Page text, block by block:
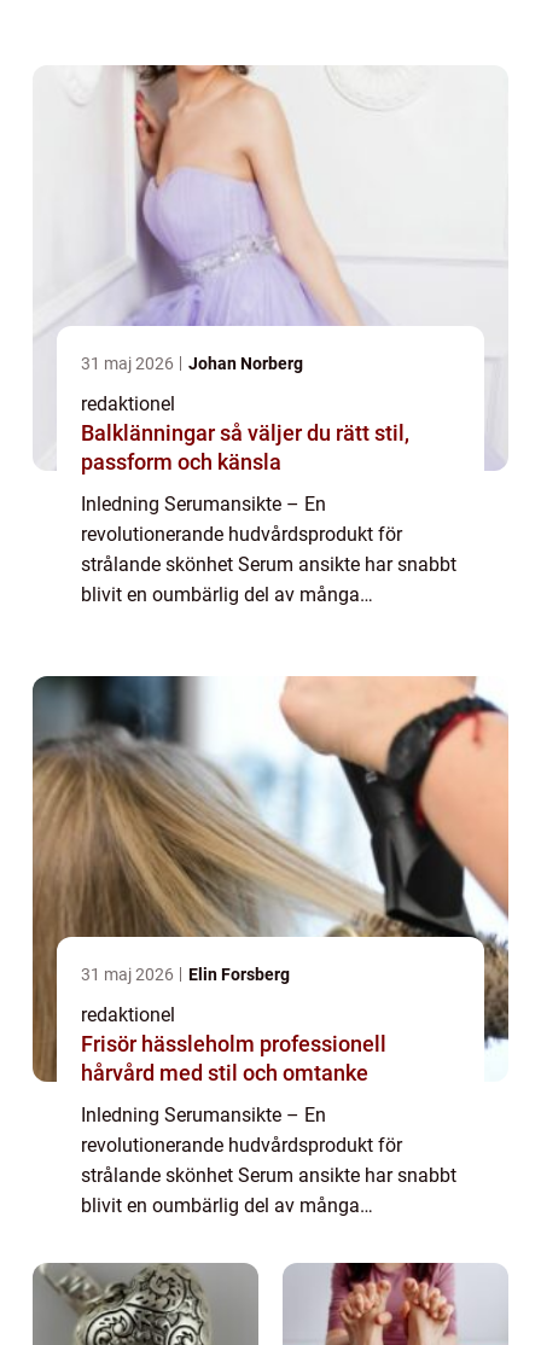
komplett översikt ...
31 maj 2026 Johan Norberg
redaktionel
Balklänningar så väljer du rätt stil,
passform och känsla
Inledning Serumansikte – En
revolutionerande hudvårdsprodukt för
strålande skönhet Serum ansikte har snabbt
blivit en oumbärlig del av många
31 maj 2026 Elin Forsberg
redaktionel
Frisör hässleholm professionell
hårvård med stil och omtanke
Inledning Serumansikte – En
revolutionerande hudvårdsprodukt för
strålande skönhet Serum ansikte har snabbt
blivit en oumbärlig del av många
artikel kommer att ge dig en detaljerad och
komplett översikt ...